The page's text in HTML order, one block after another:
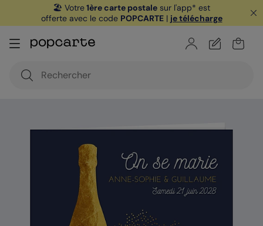
🏖️ Votre1ère carte postale sur l'app* est
offerte avec le code POPCARTE| je télécharge